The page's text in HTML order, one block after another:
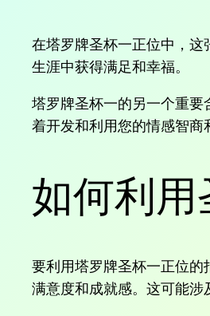
在塔罗牌圣杯一正位中，
生涯中获得满足和幸福。
塔罗牌圣杯一的另一个重
着开发和利用您的情感智商
如何利
要利用塔罗牌圣杯一正位
满意度和成就感。这可能涉